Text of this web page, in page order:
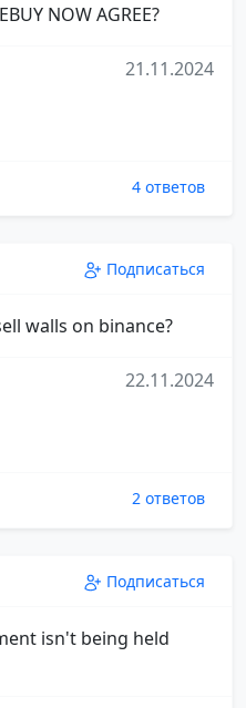
NOW AGREE?
21.11.2024
4 ответов
Подписаться
walls on binance?
22.11.2024
2 ответов
Подписаться
isn't being held